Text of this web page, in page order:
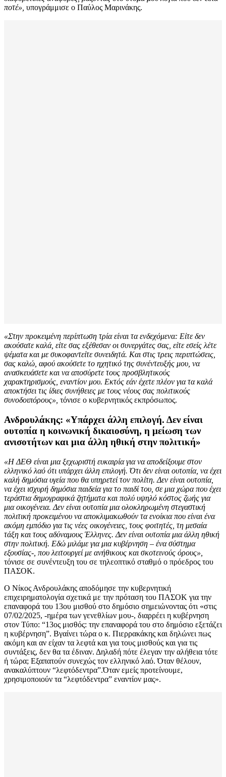
ποτέ», υπογράμμισε ο Παύλος Μαρινάκης.
«Στην προκειμένη περίπτωση τρία είναι τα ενδεχόμενα: Είτε δεν
ακούσατε καλά, είτε σας εξέθεσαν οι συνεργάτες σας, είτε εσείς λέτε
ψέματα και με συκοφαντείτε συνειδητά. Και στις τρεις περιπτώσεις,
σας καλώ, αφού ακούσετε το ηχητικό της συνέντευξής μου, να
ανασκευάσετε και να αποσύρετε τους προσβλητικούς
χαρακτηρισμούς, εναντίον μου. Εκτός εάν έχετε πλέον για τα καλά
αποκτήσει τις ίδιες συνήθειες με τους νέους σας πολιτικούς
συνοδοιπόρους», τόνισε ο κυβερνητικός εκπρόσωπος.
Ανδρουλάκης: «Υπάρχει άλλη επιλογή. Δεν είναι
ουτοπία η κοινωνική δικαιοσύνη, η μείωση των
ανισοτήτων και μια άλλη ηθική στην πολιτική»
«Η ΔΕΘ είναι μια ξεχωριστή ευκαιρία για να αποδείξουμε στον
ελληνικό λαό ότι υπάρχει άλλη επιλογή. Ότι δεν είναι ουτοπία, να έχει
καλή δημόσια υγεία που θα υπηρετεί τον πολίτη. Δεν είναι ουτοπία,
να έχει ισχυρή δημόσια παιδεία για το παιδί του, σε μια χώρα που έχει
τεράστια δημογραφικά ζητήματα και πολύ υψηλό κόστος ζωής για
μια οικογένεια. Δεν είναι ουτοπία μια ολοκληρωμένη στεγαστική
πολιτική προκειμένου να αποκλιμακωθούν τα ενοίκια που είναι ένα
ακόμη εμπόδιο για τις νέες οικογένειες, τους φοιτητές, τη μεσαία
τάξη και τους αδύναμους Έλληνες. Δεν είναι ουτοπία μια άλλη ηθική
στην πολιτική. Εδώ μιλάμε για μια κυβέρνηση – ένα σύστημα
εξουσίας-, που λειτουργεί με ανήθικους και σκοτεινούς όρους»,
τόνισε σε συνέντευξη του σε τηλεοπτικό σταθμό ο πρόεδρος του
ΠΑΣΟΚ.
Ο Νίκος Ανδρουλάκης αποδόμησε την κυβερνητική
επιχειρηματολογία σχετικά με την πρόταση του ΠΑΣΟΚ για την
επαναφορά του 13ου μισθού στο δημόσιο σημειώνοντας ότι «στις
07/02/2025, -ημέρα των γενεθλίων μου-, διαρρέει η κυβέρνηση
στον Τύπο: “13ος μισθός: την επαναφορά του στο δημόσιο εξετάζει
η κυβέρνηση”. Βγαίνει τώρα ο κ. Πιερρακάκης και δηλώνει πως
ακόμη και αν είχαν τα λεφτά και για τους μισθούς και για τις
συντάξεις, δεν θα τα έδιναν. Δηλαδή πότε έλεγαν την αλήθεια τότε
ή τώρα; Εξαπατούν συνεχώς τον ελληνικό λαό. Όταν θέλουν,
ανακαλύπτουν “λεφτόδεντρα”.Όταν εμείς προτείνουμε,
χρησιμοποιούν τα “λεφτόδεντρα” εναντίον μας».